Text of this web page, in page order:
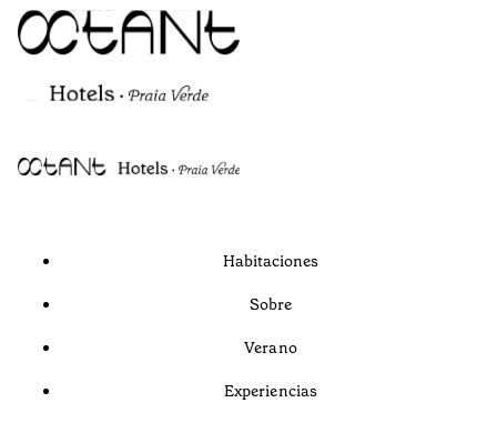
Habitaciones
Sobre
Verano
Experiencias